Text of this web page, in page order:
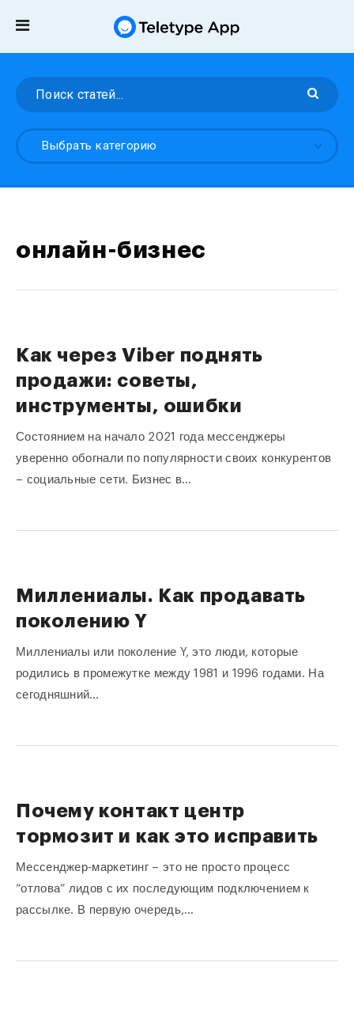
Выбрать категорию
онлайн-бизнес
Как через Viber поднять
продажи: советы,
инструменты, ошибки
Состоянием на начало 2021 года мессенджеры
уверенно обогнали по популярности своих конкурентов
– социальные сети. Бизнес в…
Миллениалы. Как продавать
поколению Y
Миллениалы или поколение Y, это люди, которые
родились в промежутке между 1981 и 1996 годами. На
сегодняшний…
Почему контакт центр
тормозит и как это исправить
Мессенджер-маркетинг – это не просто процесс
“отлова” лидов с их последующим подключением к
рассылке. В первую очередь,…